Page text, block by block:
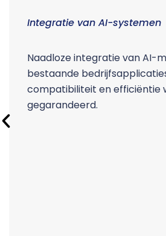
Naadloze integratie van AI-
bestaande
compatibiliteit en efficiëntie
gegarandeerd.
Integratie van AI-systemen